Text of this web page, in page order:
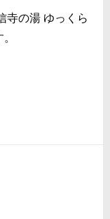
寺の湯 ゆっくら